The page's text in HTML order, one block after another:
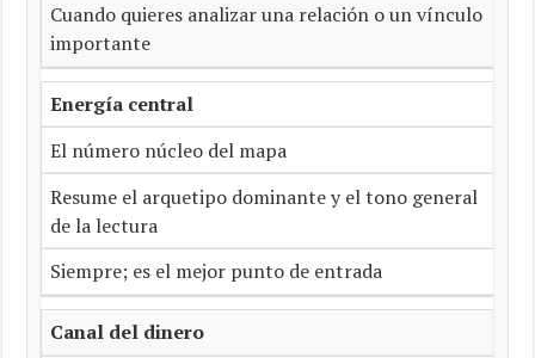
Cuando quieres analizar una relación o un vínculo
importante
Energía central
El número núcleo del mapa
Resume el arquetipo dominante y el tono general
de la lectura
Siempre; es el mejor punto de entrada
Canal del dinero